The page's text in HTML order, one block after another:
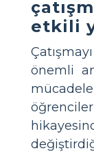
etkili
önemli